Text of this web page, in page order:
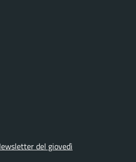
del giovedì